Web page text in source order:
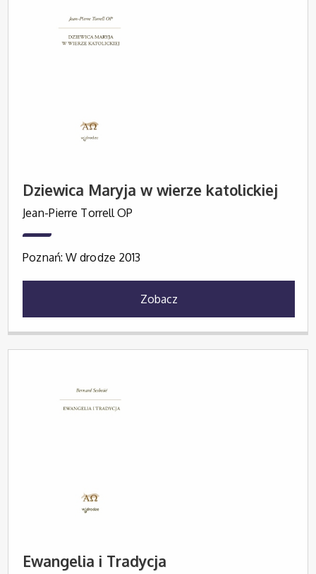
Dziewica Maryja w wierze katolickiej
Jean-Pierre Torrell OP
Poznań: W drodze 2013
Zobacz
Ewangelia i Tradycja